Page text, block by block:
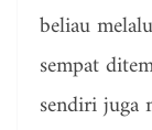
beliau
sempat
sendiri juga